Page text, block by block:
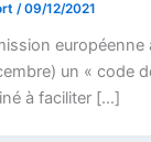
/09/12/2021
européenne
un « code
à faciliter […]